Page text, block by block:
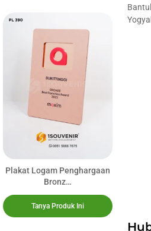
Plakat Logam Penghargaan
Bronz…
Tanya Produk Ini